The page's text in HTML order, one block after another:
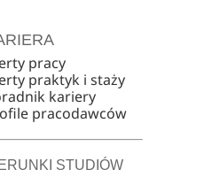
pracy
praktyk i staży
kariery
pracodawców
STUDIÓW